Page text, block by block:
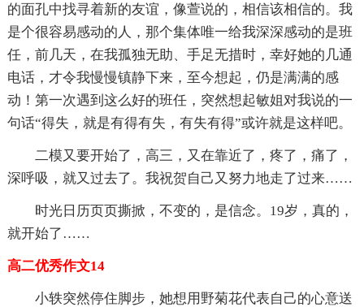
的面孔中找寻着新的友谊，像萱说的，相信该相信的。我
是个很容易感动的人，那个集体唯一给我深深感动的是班
任，前几天，在我孤独无助、手足无措时，幸好她的几通
电话，才令我慢慢镇静下来，至今想起，仍是满满的感
动！第一次遇到这么好的班任，突然想起敏姐对我说的一
句话“得失，就是有得有失，有失有得”或许就是这样吧。
二模又要开始了，高三，又在靠近了，疼了，痛了，
深呼吸，就又过去了。我祝贺自己又努力地走了过来……
时光日历页页撕掀，不变的，是信念。19岁，真的，
就开始了……
高二优秀作文14
小轶突然停住脚步，她想用野菊花代表自己的心意送